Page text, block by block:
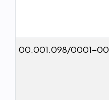
00.001.098/0001-00